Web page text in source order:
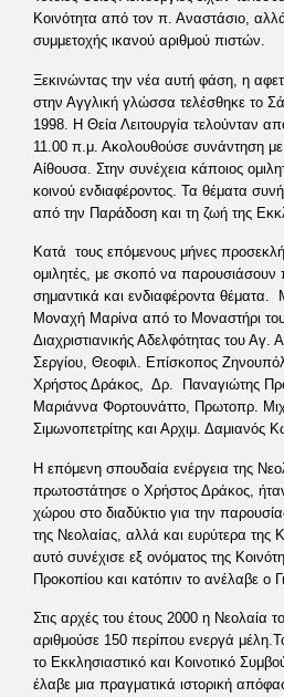
Κοινότητα από τον π. Αναστάσιο,
συμμετοχής ικανού αριθμού πιστών.
Ξεκινώντας την νέα αυτή φάση, η
στην Αγγλική γλώσσα τελέσθηκε το
1998. Η Θεία Λειτουργία τελούνταν
11.00 π.μ. Ακολουθούσε συνάντηση με
Αίθουσα. Στην συνέχεια κάποιος
κοινού ενδιαφέροντος. Τα θέματα
από την Παράδοση και τη ζωή της
Κατά τους επόμενους μήνες
ομιλητές, με σκοπό να παρουσιάσουν
σημαντικά και ενδιαφέροντα θέματα.
Μοναχή Μαρίνα από το Μοναστήρι
Διαχριστιανικής Αδελφότητας του Αγ.
Σεργίου, Θεοφιλ. Επίσκοπος
Χρήστος Δράκος, Δρ. Παναγιώτης
Μαριάννα Φορτουνάττο, Πρωτοπρ.
Σιμωνοπετρίτης και Αρχιμ. Δαμιανός
Η επόμενη σπουδαία ενέργεια της
πρωτοστάτησε ο Χρήστος Δράκος,
χώρου στο διαδύκτιο για την
της Νεολαίας, αλλά και ευρύτερα της
αυτό συνέχισε εξ ονόματος της
Προκοπίου και κατόπιν το ανέλαβε ο
Στις αρχές του έτους 2000 η Νεολαία
αριθμούσε 150 περίπου ενεργά
το Εκκλησιαστικό και Κοινοτικό
έλαβε μια πραγματικά ιστορική